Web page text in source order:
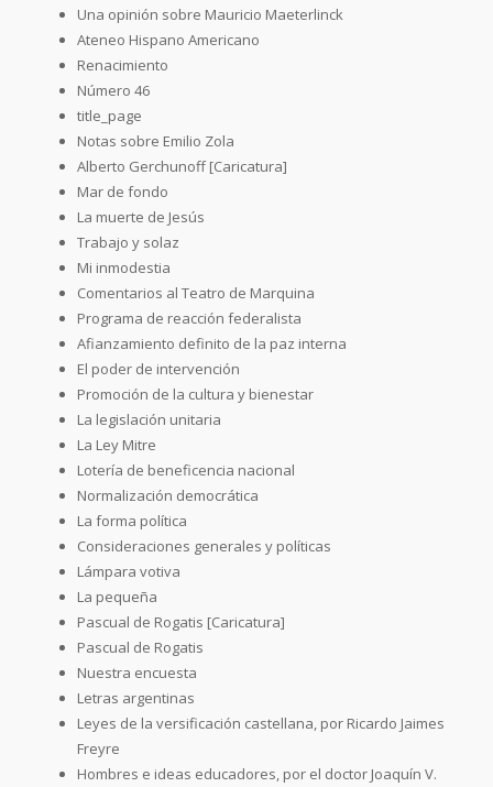
Una opinión sobre Mauricio Maeterlinck
Ateneo Hispano Americano
Renacimiento
Número 46
title_page
Notas sobre Emilio Zola
Alberto Gerchunoff [Caricatura]
Mar de fondo
La muerte de Jesús
Trabajo y solaz
Mi inmodestia
Comentarios al Teatro de Marquina
Programa de reacción federalista
Afianzamiento definito de la paz interna
El poder de intervención
Promoción de la cultura y bienestar
La legislación unitaria
La Ley Mitre
Lotería de beneficencia nacional
Normalización democrática
La forma política
Consideraciones generales y políticas
Lámpara votiva
La pequeña
Pascual de Rogatis [Caricatura]
Pascual de Rogatis
Nuestra encuesta
Letras argentinas
Leyes de la versificación castellana, por Ricardo Jaimes
Freyre
Hombres e ideas educadores, por el doctor Joaquín V.